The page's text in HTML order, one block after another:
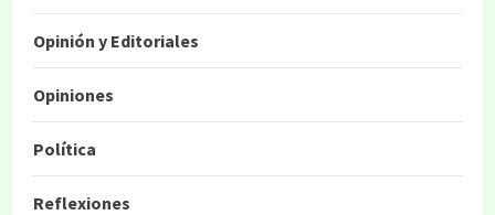
Opinión y Editoriales
Opiniones
Política
Reflexiones